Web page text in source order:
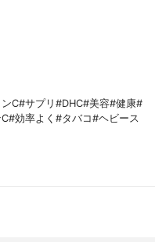
C#サプリ#DHC#美容#健康#
効率よく#タバコ#ヘビース